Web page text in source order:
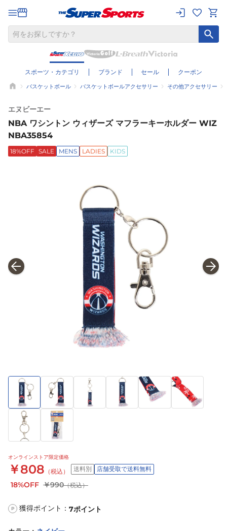
スポーツ・カテゴリ ブランド セール クーポン
バスケットボール バスケットボールアクセサリー その他アクセサリー
エヌビーエー
NBA ワシントン ウィザーズ マフラーキーホルダー WIZ
NBA35854
18%OFF SALE MENS LADIES KIDS
オンラインストア限定価格
￥808 （税込） 送料別 店舗受取で送料無料
18%OFF ￥990（税込）
P 獲得ポイント： 7ポイント